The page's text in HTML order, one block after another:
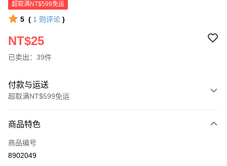
超取满NT$599免运
5 ( 1 则评论 )
NT$25
已卖出：39件
付款与运送
超取满NT$599免运
信用卡一次付款
超商取货付款
商品特色
商品编号
8902049